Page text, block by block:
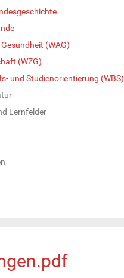
(WAG)
(WZG)
und Studienorientierung (WBS)
Lernfelder